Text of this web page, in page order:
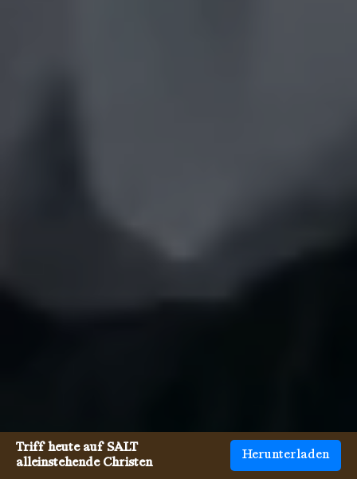
Triff heute auf SALT
alleinstehende Christen
Herunterladen